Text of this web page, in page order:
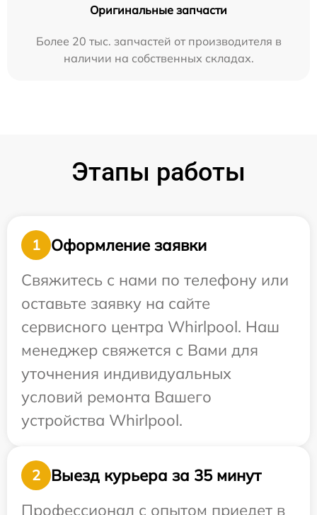
Оригинальные запчасти
Более 20 тыс. запчастей от производителя в
наличии на собственных складах.
Этапы работы
1
Оформление заявки
Свяжитесь с нами по телефону или
оставьте заявку на сайте
сервисного центра Whirlpool. Наш
менеджер свяжется с Вами для
уточнения индивидуальных
условий ремонта Вашего
устройства Whirlpool.
2
Выезд курьера за 35 минут
Профессионал с опытом приедет в